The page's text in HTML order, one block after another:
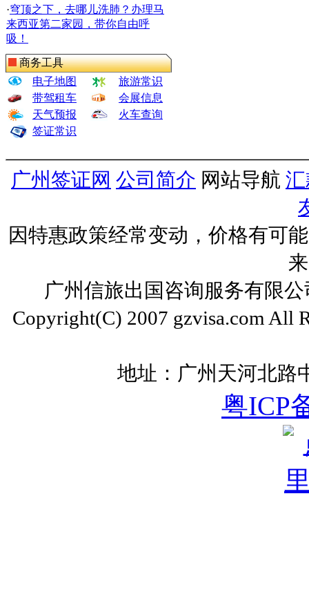
·穹顶之下，去哪儿洗肺？办理马
来西亚第二家园，带你自由呼
吸！
商务工具
电子地图
旅游常识
带驾租车
会展信息
天气预报
火车查询
签证常识
广州签证网 公司简介 网站导航
因特惠政策经常变动，价格有可
广州信旅出国咨询服务有限
Copyright(C) 2007 gzvisa.com All
地址：广州天河北路
粤ICP